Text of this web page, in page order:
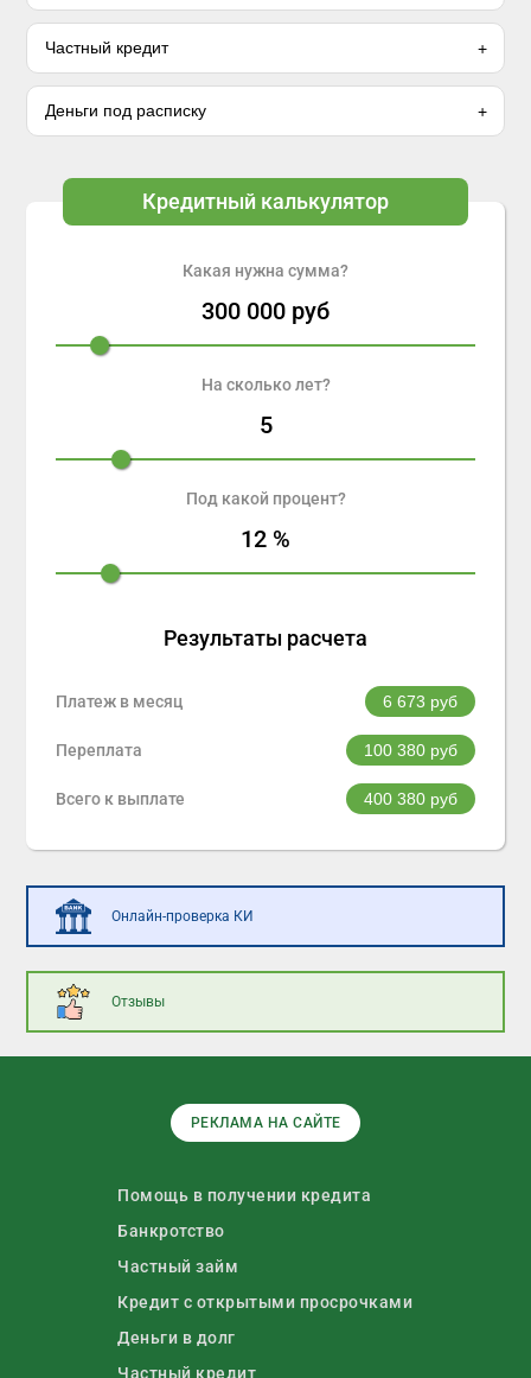
Частный кредит
Деньги под расписку
Кредитный калькулятор
Какая нужна сумма?
300 000 руб
На сколько лет?
5
Под какой процент?
12 %
Результаты расчета
Платеж в месяц 6 673 руб
Переплата 100 380руб
Всего к выплате 400 380руб
Онлайн-проверка КИ
Отзывы
РЕКЛАМА НА САЙТЕ
Помощь в получении кредита
Банкротство
Частный займ
Кредит с открытыми просрочками
Деньги в долг
Частный кредит